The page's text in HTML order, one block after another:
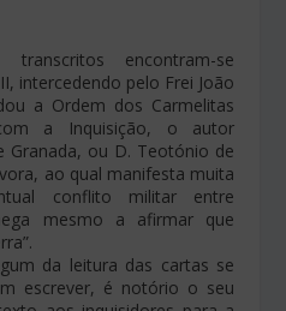
encontram-se
intercedendo pelo Frei João
a Ordem dos Carmelitas
a Inquisição, o autor
Granada, ou D. Teotónio de
ao qual manifesta muita
conflito militar entre
mesmo a afirmar que
da leitura das cartas se
escrever, é notório o seu